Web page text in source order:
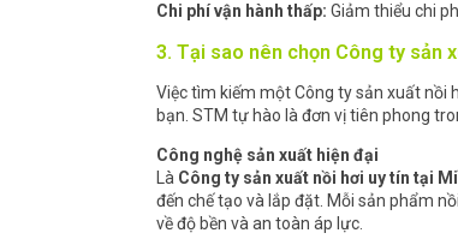
Chi phí vận hành thấp: Giảm thiểu chi
3. Tại sao nên chọn Công ty sản
Việc tìm kiếm một Công ty sản xuất nồi
bạn. STM tự hào là đơn vị tiên phong
Công nghệ sản xuất hiện đại
Là Công ty sản xuất nồi hơi uy tín tại
đến chế tạo và lắp đặt. Mỗi sản phẩm
về độ bền và an toàn áp lực.